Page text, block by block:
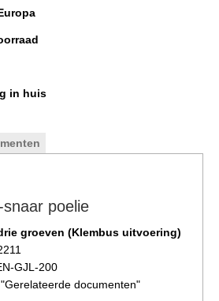
in huis
snaar poelie
groeven (Klembus uitvoering)
GJL-200
documenten"